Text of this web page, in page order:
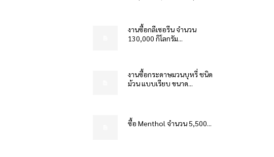
งานซื้อกลีเซอรีน จำนวน
130,000 กิโลกรัม...
งานซื้อกระดาษมวนบุหรี่ ชนิด
ม้วน แบบเรียบ ขนาด...
ซื้อ Menthol จำนวน 5,500...